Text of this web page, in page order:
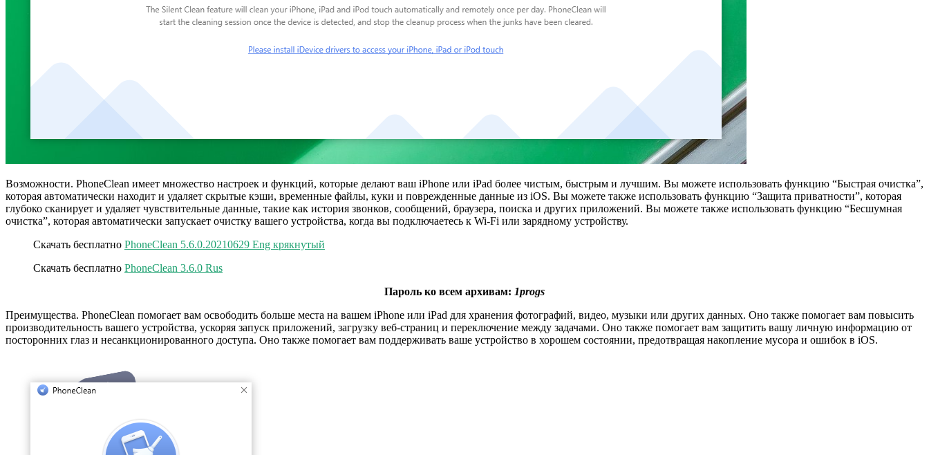
Возможности. PhoneClean имеет множество настроек и функций, которые делают ваш iPhone или iPad более чистым, быстрым и лучшим. Вы можете использовать функцию “Быстрая очистка”,
которая автоматически находит и удаляет скрытые кэши, временные файлы, куки и поврежденные данные из iOS. Вы можете также использовать функцию “Защита приватности”, которая
глубоко сканирует и удаляет чувствительные данные, такие как история звонков, сообщений, браузера, поиска и других приложений. Вы можете также использовать функцию “Бесшумная
очистка”, которая автоматически запускает очистку вашего устройства, когда вы подключаетесь к Wi-Fi или зарядному устройству.
Скачать бесплатно PhoneClean 5.6.0.20210629 Eng крякнутый
Скачать бесплатно PhoneClean 3.6.0 Rus
Пароль ко всем архивам: 1progs
Преимущества. PhoneClean помогает вам освободить больше места на вашем iPhone или iPad для хранения фотографий, видео, музыки или других данных. Оно также помогает вам повысить
производительность вашего устройства, ускоряя запуск приложений, загрузку веб-страниц и переключение между задачами. Оно также помогает вам защитить вашу личную информацию от
посторонних глаз и несанкционированного доступа. Оно также помогает вам поддерживать ваше устройство в хорошем состоянии, предотвращая накопление мусора и ошибок в iOS.